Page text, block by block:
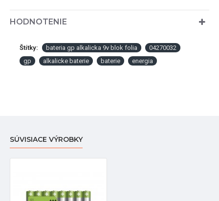
HODNOTENIE
Štítky: bateria gp alkalicka 9v blok folia
04270032
gp
alkalicke baterie baterie energia
SÚVISIACE VÝROBKY